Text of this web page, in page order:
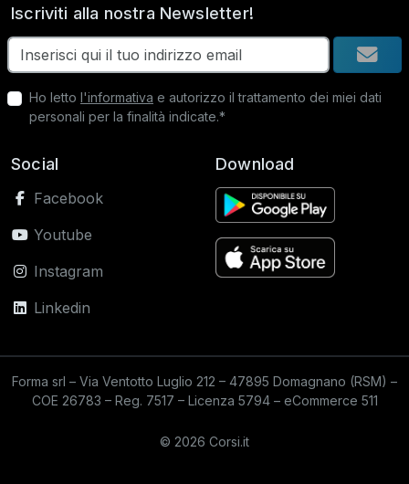
Iscriviti alla nostra Newsletter!
Ho letto l'informativa e autorizzo il trattamento dei miei dati
personali per la finalità indicate.*
Social
Facebook
Youtube
Instagram
Linkedin
Download
Forma srl – Via Ventotto Luglio 212 – 47895 Domagnano (RSM) –
COE 26783 – Reg. 7517 – Licenza 5794 – eCommerce 511
© 2026 Corsi.it